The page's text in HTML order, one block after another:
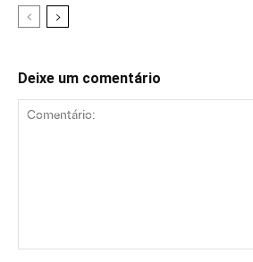
Deixe um comentário